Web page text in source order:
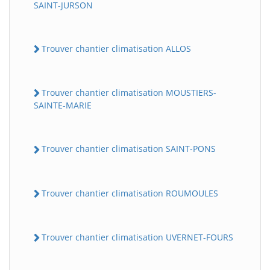
SAINT-JURSON
Trouver chantier climatisation ALLOS
Trouver chantier climatisation MOUSTIERS-
SAINTE-MARIE
Trouver chantier climatisation SAINT-PONS
Trouver chantier climatisation ROUMOULES
Trouver chantier climatisation UVERNET-FOURS